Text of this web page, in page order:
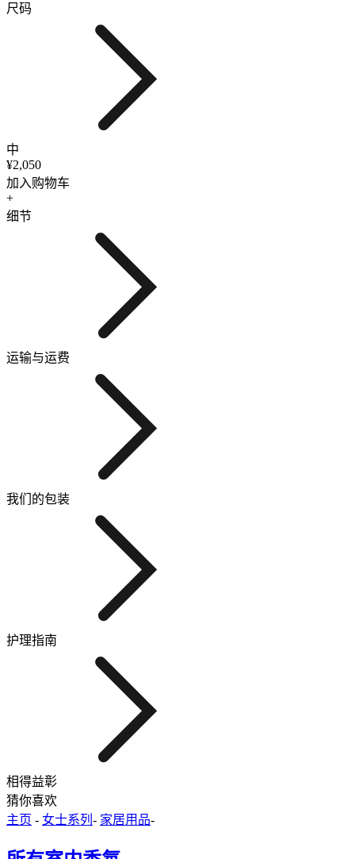
尺码
中
¥2,050
加入购物车
+
细节
运输与运费
我们的包装
护理指南
相得益彰
猜你喜欢
主页 - 女士系列 - 家居用品-